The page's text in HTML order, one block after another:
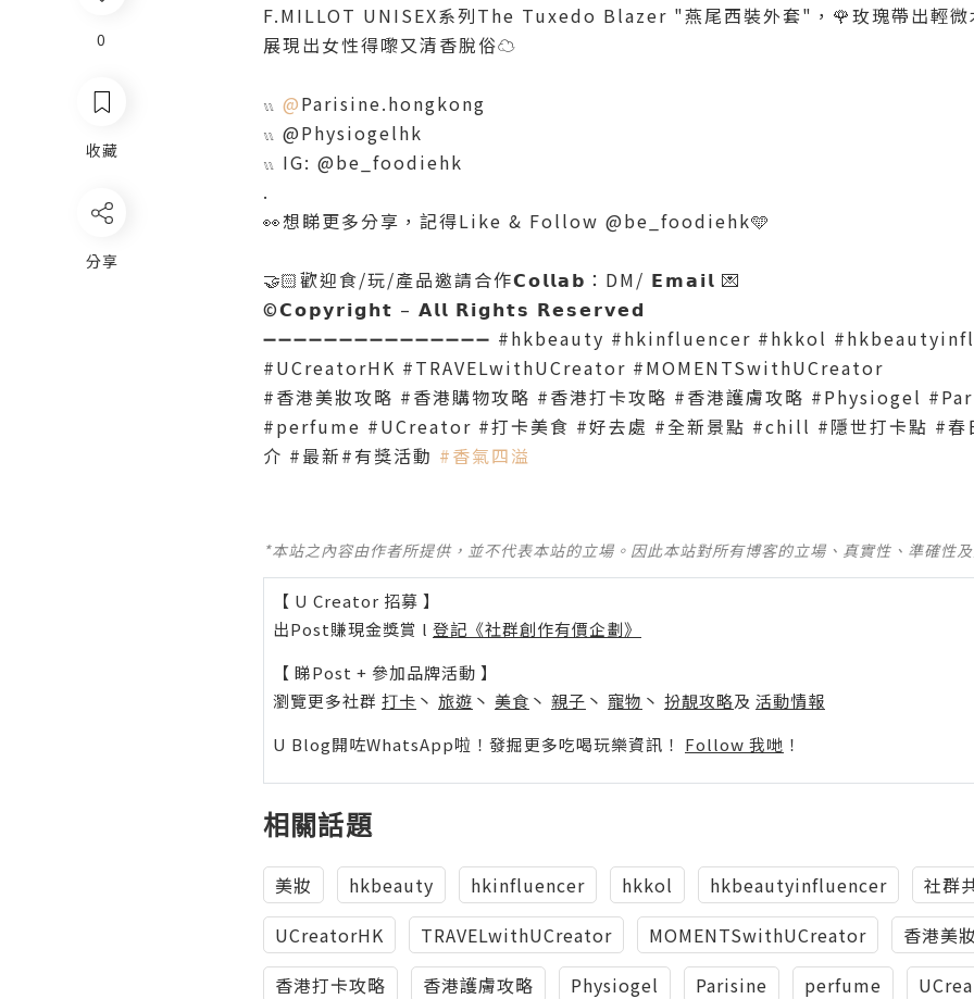
0
收藏
分享
F.MILLOT UNISEX系列The Tuxedo Blazer "燕尾西裝外套"，🌹玫瑰帶出輕微
展現出女性得嚟又清香脫俗☁️
𓏭 @Parisine.hongkong
𓏭 @Physiogelhk
𓏭 IG: @be_foodiehk
.
👀想睇更多分享，記得Like & Follow @be_foodiehk🩵
🤝🏻歡迎食/玩/產品邀請合作𝗖𝗼𝗹𝗹𝗮𝗯：DM/ 𝗘𝗺𝗮𝗶𝗹 💌
©️𝗖𝗼𝗽𝘆𝗿𝗶𝗴𝗵𝘁 – 𝗔𝗹𝗹 𝗥𝗶𝗴𝗵𝘁𝘀 𝗥𝗲𝘀𝗲𝗿𝘃𝗲𝗱
➖➖➖➖➖➖➖➖➖➖➖➖➖➖➖ #hkbeauty #hkinfluencer #hkkol
#UCreatorHK #TRAVELwithUCreator #MOMENTSwithUCreator
#香港美妝攻略 #香港購物攻略 #香港打卡攻略 #香港護膚攻略 #Physiogel
#perfume #UCreator #打卡美食 #好去處 #全新景點 #chill #隱世打卡點 #春
介 #最新#有獎活動 #香氣四溢
*本站之內容由作者所提供，並不代表本站的立場。因此本站對所有博客的立場、真實性、準確性
【 U Creator 招募 】
出Post賺現金獎賞 l 登記《社群創作有價企劃》
【 睇Post + 參加品牌活動 】
瀏覽更多社群 打卡 丶 旅遊 丶 美食 丶 親子 丶 寵物 丶 扮靚攻略及 活動情報
U Blog開咗WhatsApp啦！發掘更多吃喝玩樂資訊！ Follow 我哋 ！
相關話題
美妝 hkbeauty hkinfluencer hkkol hkbeautyinfluencer
社群
UCreatorHK
TRAVELwithUCreator MOMENTSwithUCreator
香港美
香港打卡攻略
香港護膚攻略 Physiogel Parisine perfume